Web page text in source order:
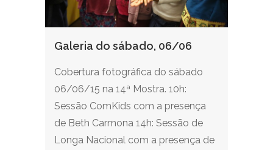
Galeria do sábado, 06/06
Cobertura fotográfica do sábado
06/06/15 na 14ª Mostra. 10h:
Sessão ComKids com a presença
de Beth Carmona 14h: Sessão de
Longa Nacional com a presença de